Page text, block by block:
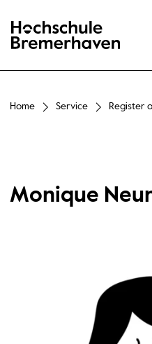
Hochschule Bremerhaven
Home Service Register
Monique